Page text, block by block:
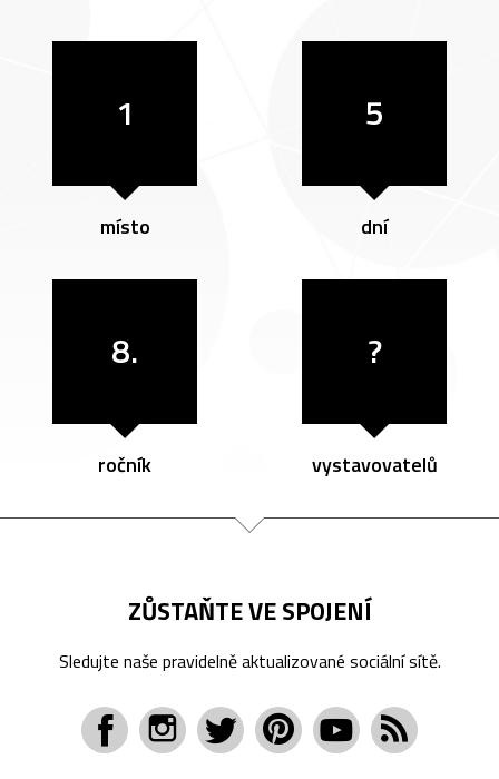
1
místo
5
dní
8.
ročník
?
vystavovatelů
ZŮSTAŇTE VE SPOJENÍ
Sledujte naše pravidelně aktualizované sociální sítě.